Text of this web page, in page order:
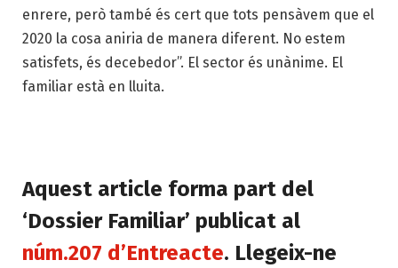
enrere, però també és cert que tots pensàvem que el
2020 la cosa aniria de manera diferent. No estem
satisfets, és decebedor”. El sector és unànime. El
familiar està en lluita.
Aquest article forma part del
‘Dossier Familiar’ publicat al
núm.207 d’Entreacte. Llegeix-ne